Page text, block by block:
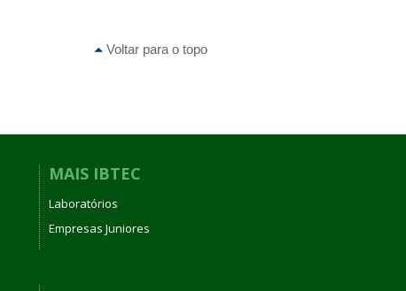
Voltar para o topo
MAIS IBTEC
Laboratórios
Empresas Juniores